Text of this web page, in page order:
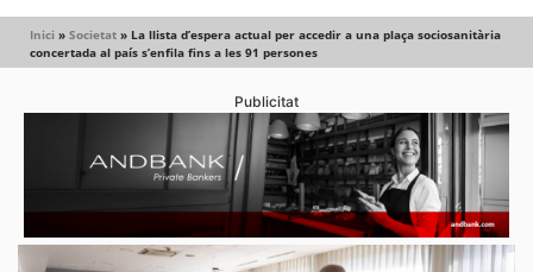
Inici » Societat » La llista d’espera actual per accedir a una plaça sociosanitària
concertada al país s’enfila fins a les 91 persones
Publicitat